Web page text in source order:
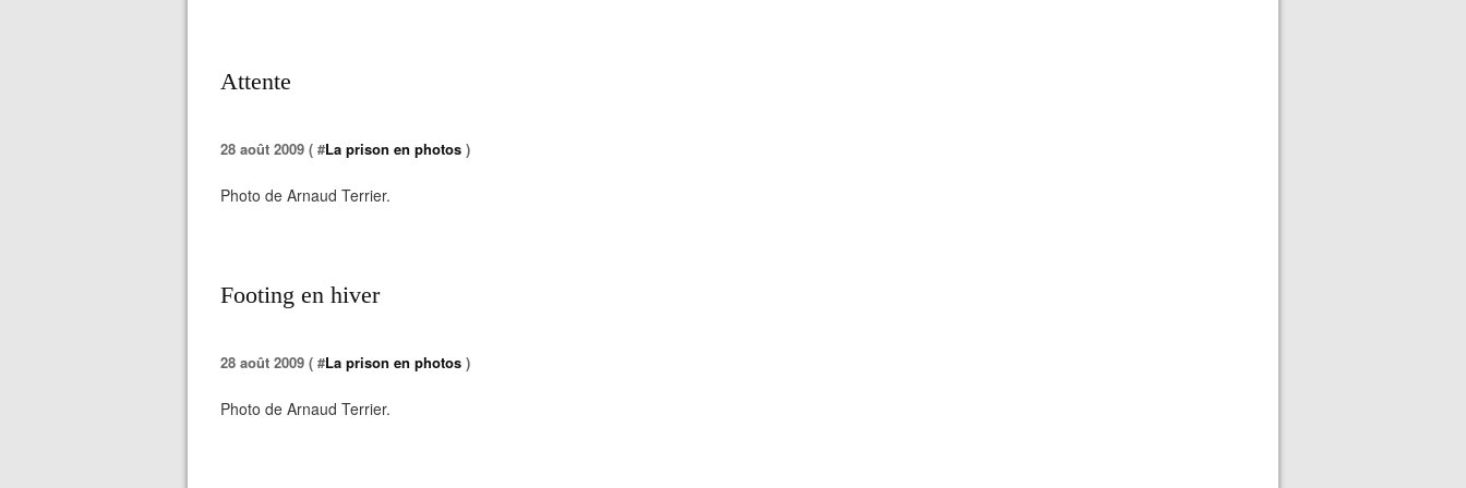
Attente
28 août 2009 ( #La prison en photos )
Photo de Arnaud Terrier.
Footing en hiver
28 août 2009 ( #La prison en photos )
Photo de Arnaud Terrier.